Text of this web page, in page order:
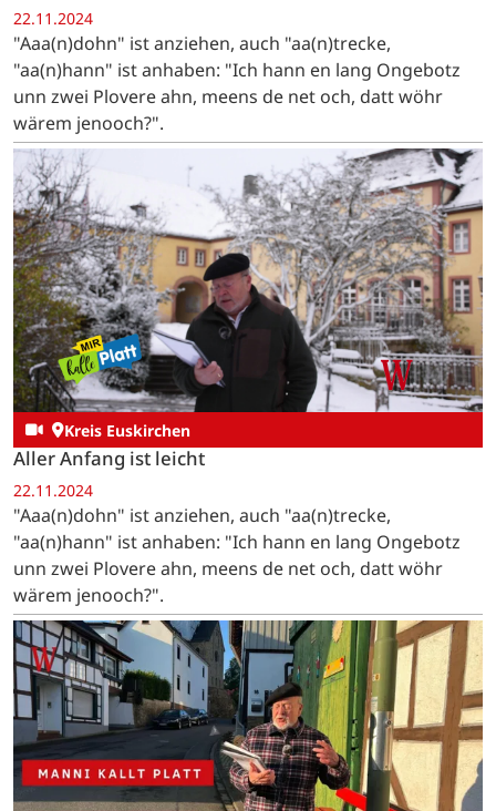
22.11.2024
"Aaa(n)dohn" ist anziehen, auch "aa(n)trecke,
"aa(n)hann" ist anhaben: "Ich hann en lang Ongebotz
unn zwei Plovere ahn, meens de net och, datt wöhr
wärem jenooch?".
Kreis Euskirchen
Aller Anfang ist leicht
22.11.2024
"Aaa(n)dohn" ist anziehen, auch "aa(n)trecke,
"aa(n)hann" ist anhaben: "Ich hann en lang Ongebotz
unn zwei Plovere ahn, meens de net och, datt wöhr
wärem jenooch?".